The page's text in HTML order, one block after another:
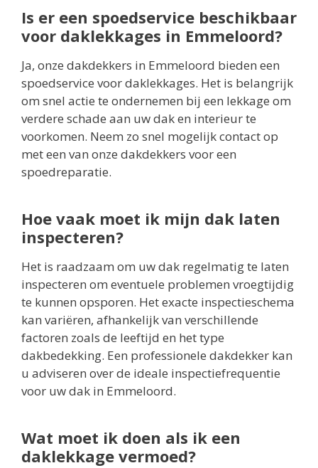
Is er een spoedservice beschikbaar
voor daklekkages in Emmeloord?
Ja, onze dakdekkers in Emmeloord bieden een
spoedservice voor daklekkages. Het is belangrijk
om snel actie te ondernemen bij een lekkage om
verdere schade aan uw dak en interieur te
voorkomen. Neem zo snel mogelijk contact op
met een van onze dakdekkers voor een
spoedreparatie.
Hoe vaak moet ik mijn dak laten
inspecteren?
Het is raadzaam om uw dak regelmatig te laten
inspecteren om eventuele problemen vroegtijdig
te kunnen opsporen. Het exacte inspectieschema
kan variëren, afhankelijk van verschillende
factoren zoals de leeftijd en het type
dakbedekking. Een professionele dakdekker kan
u adviseren over de ideale inspectiefrequentie
voor uw dak in Emmeloord.
Wat moet ik doen als ik een
daklekkage vermoed?